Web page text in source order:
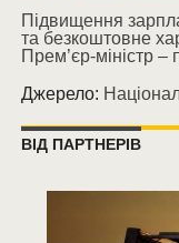
Підвищення
та безкоштовне
Прем’єр-міністр –
Джерело:
ВІД ПАРТНЕРІВ